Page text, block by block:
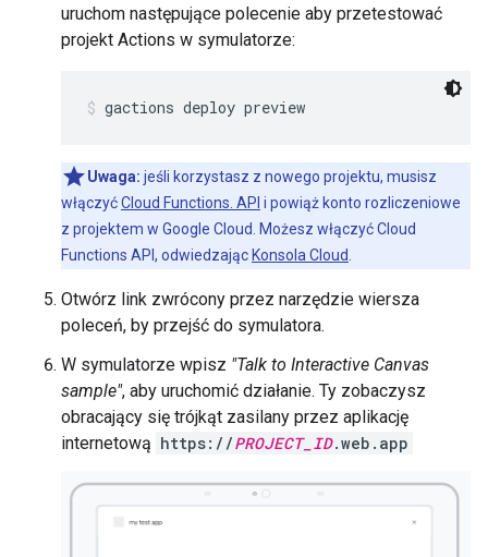
uruchom następujące polecenie aby przetestować
projekt Actions w symulatorze:
gactions deploy preview
Uwaga: jeśli korzystasz z nowego projektu, musisz
włączyćCloud Functions. API i powiąż konto rozliczeniowe
z projektem w Google Cloud. Możesz włączyć Cloud
Functions API, odwiedzając Konsola Cloud
Otwórz link zwrócony przez narzędzie wiersza
poleceń, by przejść do symulatora.
W symulatorze wpisz "Talk to Interactive Canvas
sample", aby uruchomić działanie. Ty zobaczysz
obracający się trójkąt zasilany przez aplikację
internetową https://PROJECT_ID.web.app